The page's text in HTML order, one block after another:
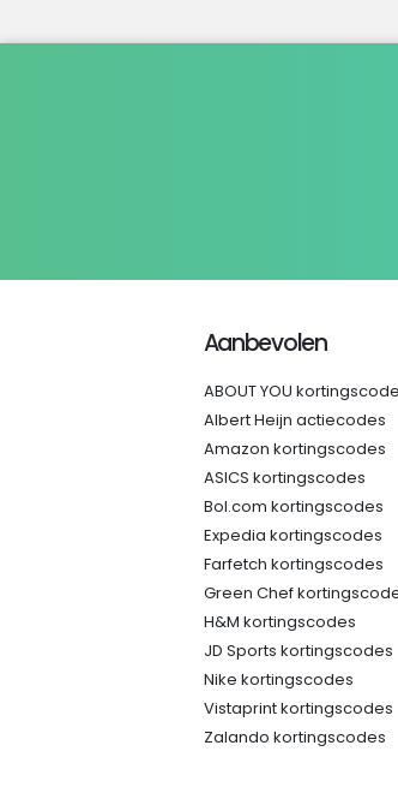
Aanbevolen
ABOUT YOU
Albert Heijn actiecodes
Amazon kortingscodes
ASICS kortingscodes
Bol.com kortingscodes
Expedia kortingscodes
Farfetch kortingscodes
Green Chef
H&M kortingscodes
JD Sports kortingscodes
Nike kortingscodes
Vistaprint kortingscodes
Zalando kortingscodes